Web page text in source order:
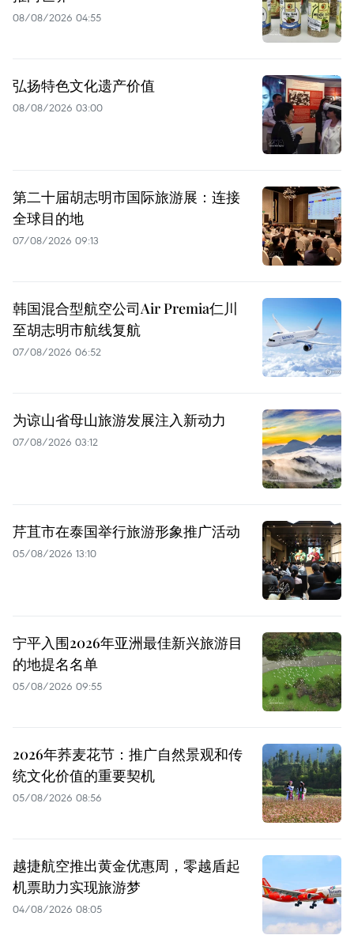
08/08/2026 04:55
弘扬特色文化遗产价值
08/08/2026 03:00
第二十届胡志明市国际旅游展：连接
全球目的地
07/08/2026 09:13
韩国混合型航空公司Air Premia仁川
至胡志明市航线复航
07/08/2026 06:52
为谅山省母山旅游发展注入新动力
07/08/2026 03:12
芹苴市在泰国举行旅游形象推广活动
05/08/2026 13:10
宁平入围2026年亚洲最佳新兴旅游目
的地提名名单
05/08/2026 09:55
2026年荞麦花节：推广自然景观和传
统文化价值的重要契机
05/08/2026 08:56
越捷航空推出黄金优惠周，零越盾起
机票助力实现旅游梦
04/08/2026 08:05